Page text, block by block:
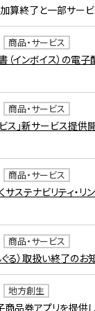
加算終了と一部サー
商品・サービス
インボイス）の電
商品・サービス
ス」新サービス提供
商品・サービス
ステナビリティ・リ
商品・サービス
る）取扱い終了のお
地方創生
品券アプリを提供